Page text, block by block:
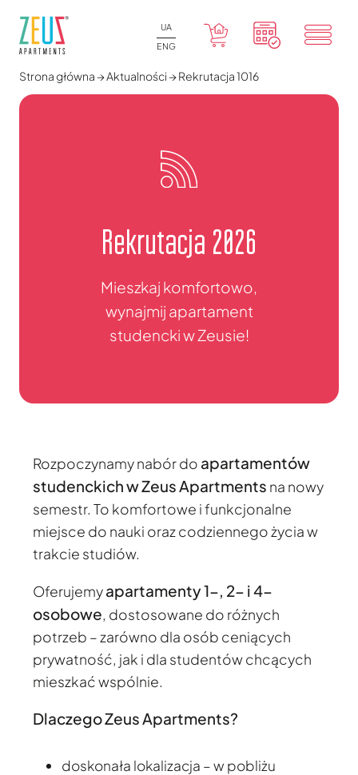
UA
ENG
Strona główna→Aktualności→Rekrutacja 1016
Rekrutacja 2026
Mieszkaj komfortowo,
wynajmij apartament
studencki w Zeusie!
Rozpoczynamy nabór do apartamentów
studenckich w Zeus Apartments na nowy
semestr. To komfortowe i funkcjonalne
miejsce do nauki oraz codziennego życia w
trakcie studiów.
Oferujemyapartamenty 1-, 2- i 4-
osobowe, dostosowane do różnych
potrzeb – zarówno dla osób ceniących
prywatność, jak i dla studentów chcących
mieszkać wspólnie.
Dlaczego Zeus Apartments?
doskonała lokalizacja – w pobliżu